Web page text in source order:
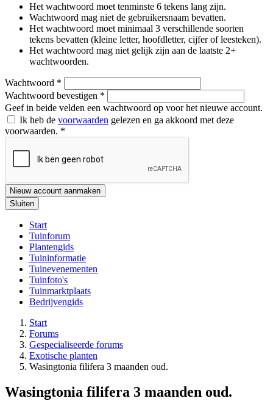
Het wachtwoord moet tenminste 6 tekens lang zijn.
Wachtwoord mag niet de gebruikersnaam bevatten.
Het wachtwoord moet minimaal 3 verschillende soorten
tekens bevatten (kleine letter, hoofdletter, cijfer of leesteken).
Het wachtwoord mag niet gelijk zijn aan de laatste 2+
wachtwoorden.
Wachtwoord *
Wachtwoord bevestigen *
Geef in beide velden een wachtwoord op voor het nieuwe account.
Ik heb de voorwaarden gelezen en ga akkoord met deze
voorwaarden. *
Nieuw account aanmaken
Sluiten
Start
Tuinforum
Plantengids
Tuininformatie
Tuinevenementen
Tuinfoto's
Tuinmarktplaats
Bedrijvengids
Start
Forums
Gespecialiseerde forums
Exotische planten
Wasingtonia filifera 3 maanden oud.
Wasingtonia filifera 3 maanden oud.